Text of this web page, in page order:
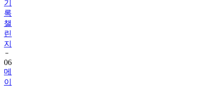
챌
린
지
06
메
이
퓨